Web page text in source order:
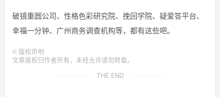
破镜重圆公司、性格色彩研究院、挽回学院、疑爱答平台、
幸福一分钟、广州商务调查机构等，都有这些吧。
© 版权声明
文章版权归作者所有，未经允许请勿转载。
THE END